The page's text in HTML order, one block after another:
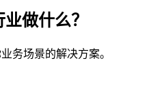
做什么？
务场景的解决方案。